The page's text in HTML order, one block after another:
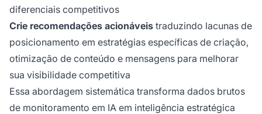
diferenciais competitivos
Crie recomendações acionáveis traduzindo lacunas de
posicionamento em estratégias específicas de criação,
otimização de conteúdo e mensagens para melhorar
sua visibilidade competitiva
Essa abordagem sistemática transforma dados brutos
de monitoramento em IA em inteligência estratégica